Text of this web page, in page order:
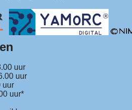
uur
uur
uur
uur*